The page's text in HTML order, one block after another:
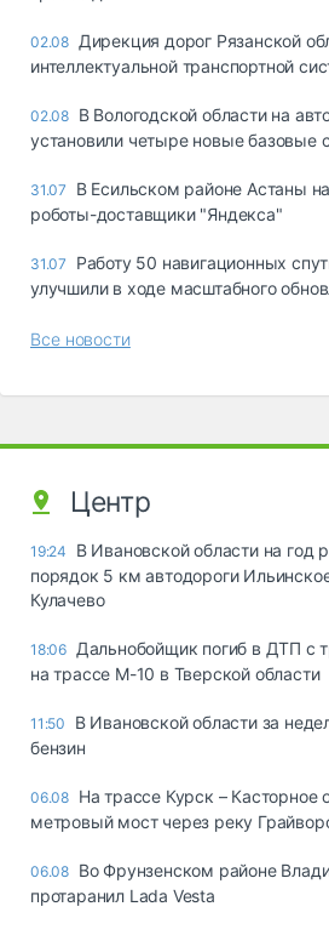
02.08 Дирекция дорог Рязанской
интеллектуальной транспортной
02.08 В Вологодской области на
установили четыре новые базовые
31.07
В Есильском районе Астаны
роботы-доставщики "Яндекса"
31.07
Работу 50 навигационных
улучшили в ходе масштабного
Все новости
Центр
19:24
В Ивановской области на год
порядок 5 км автодороги
Кулачево
18:06 Дальнобойщик погиб в ДТП с
на трассе М-10 в Тверской области
11:50
В Ивановской области за
бензин
06.08 На трассе Курск – Касторное
метровый мост через реку
06.08 Во Фрунзенском районе
протаранил Lada Vesta